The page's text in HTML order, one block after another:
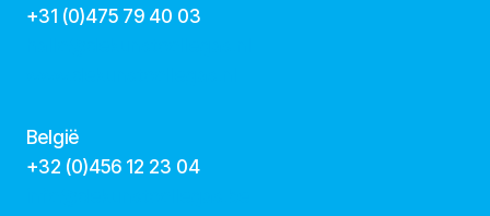
+31 (0)475 79 40 03
België
‭+32 (0)456 12 23 04‬